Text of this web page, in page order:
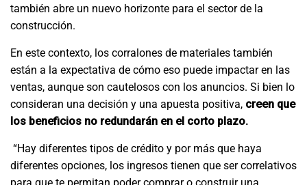
también abre un nuevo horizonte para el sector de la
construcción.
En este contexto, los corralones de materiales también
están a la expectativa de cómo eso puede impactar en las
ventas, aunque son cautelosos con los anuncios. Si bien lo
consideran una decisión y una apuesta positiva, creen que
los beneficios no redundarán en el corto plazo.
“Hay diferentes tipos de crédito y por más que haya
diferentes opciones, los ingresos tienen que ser correlativos